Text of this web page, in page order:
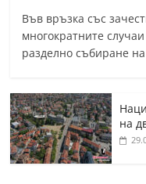
Във връзка със
многократните
разделно събиране
на